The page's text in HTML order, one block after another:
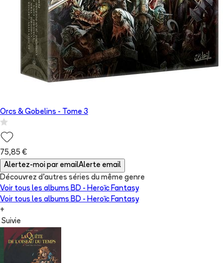
Orcs & Gobelins - Tome 3
75,85 €
Alertez-moi par emailAlerte email
Découvrez d'autres séries du même genre
Voir tous les albums BD - Heroïc Fantasy
Voir tous les albums BD - Heroïc Fantasy
+
Suivie